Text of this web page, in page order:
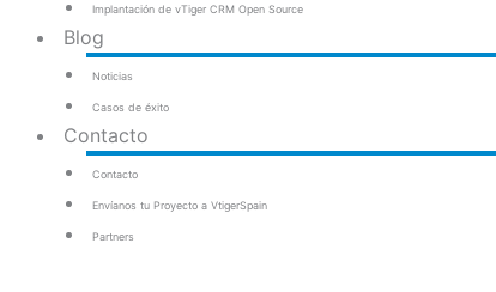
Implantación de vTiger CRM Open Source
Blog
Noticias
Casos de éxito
Contacto
Contacto
Envíanos tu Proyecto a VtigerSpain
Partners